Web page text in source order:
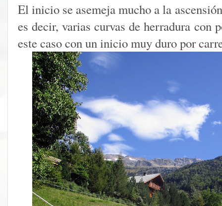
El inicio se asemeja mucho a la
es decir, varias curvas de herradura con
este caso con un inicio muy duro por